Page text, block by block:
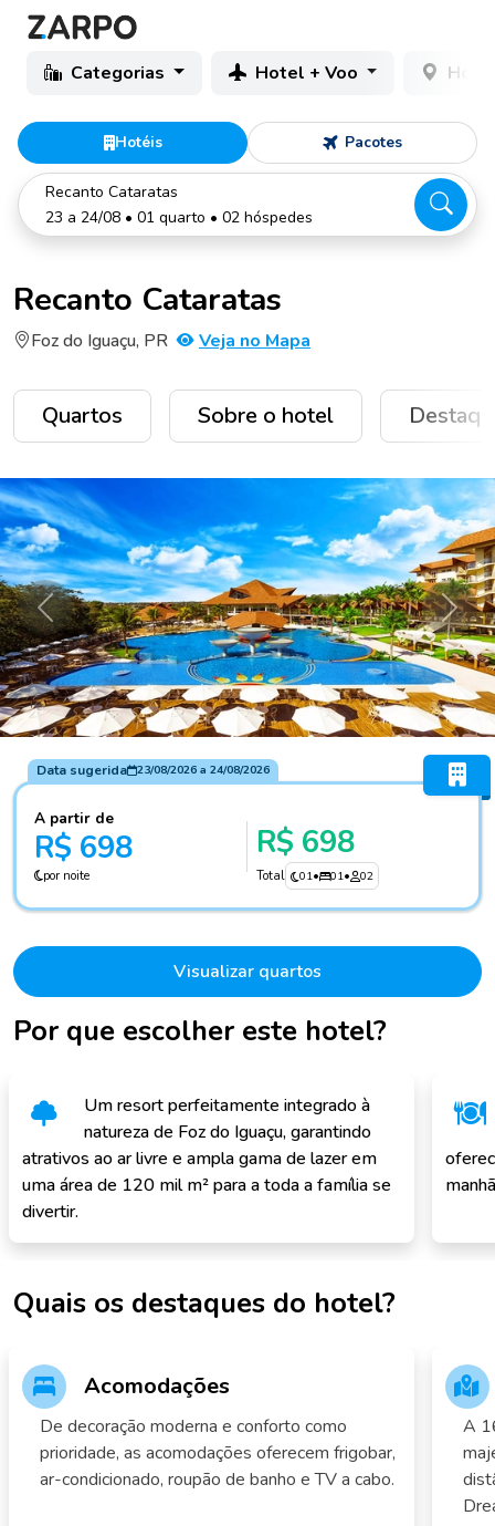
Categorias Hotel + Voo
Hotéis Pacotes
Recanto Cataratas
23 a 24/08 • 01 quarto • 02 hóspedes
Recanto Cataratas
Foz do Iguaçu, PR Veja no Mapa
Quartos Sobre o hotel
Anterior
Por que escolher este hotel?
Um resort perfeitamente integrado à
natureza de Foz do Iguaçu, garantindo
atrativos ao ar livre e ampla gama de lazer em
uma área de 120 mil m² para a toda a família se
divertir.
Data sugerida 23/08/2026a 24/08/2026
A partir de
R$ 698
por noite
R$ 698
Total 01• 01• 02
Visualizar quartos
Quais os destaques do hotel?
Acomodações
De decoração moderna e conforto como
prioridade, as acomodações oferecem frigobar,
ar-condicionado, roupão de banho e TV a cabo.
A